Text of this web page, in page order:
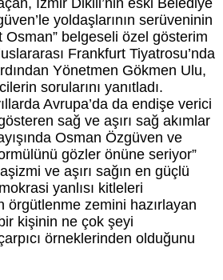
yoldaşlarının serüveninin
Osman” belgeseli özel gösterim
Frankfurt Tiyatrosu’nda
Yönetmen Gökmen Ulu,
sorularını yanıtladı.
Avrupa’da da endişe verici
sağ ve aşırı sağ akımlar
Osman Özgüven ve
gözler önüne seriyor”
ve aşırı sağın en güçlü
yanlısı kitleleri
örgütlenme zemini hazırlayan
kişinin ne çok şeyi
örneklerinden olduğunu